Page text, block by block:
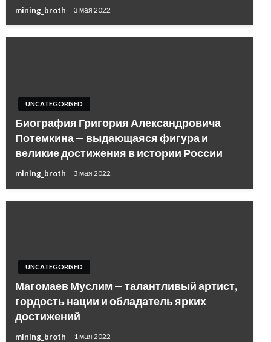
mining_broth 3 мая 2022
UNCATEGORISED
Биография Григория Александровича
Потемкина — выдающаяся фигура и
великие достижения в истории России
mining_broth 3 мая 2022
UNCATEGORISED
Магомаев Муслим — талантливый артист,
гордость нации и обладатель ярких
достижений
mining_broth 1 мая 2022